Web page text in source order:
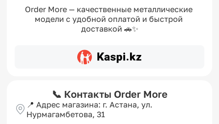
Order More — качественные металлические
модели с удобной оплатой и быстрой
доставкой 🚗✨
📞 Контакты Order More
📍 Адрес магазина: г. Астана, ул.
Нурмагамбетова, 31